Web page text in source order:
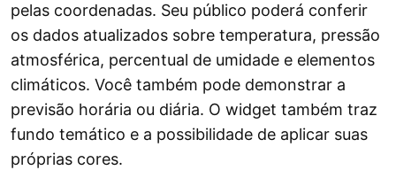
pelas coordenadas. Seu público poderá conferir
os dados atualizados sobre temperatura, pressão
atmosférica, percentual de umidade e elementos
climáticos. Você também pode demonstrar a
previsão horária ou diária. O widget também traz
fundo temático e a possibilidade de aplicar suas
próprias cores.